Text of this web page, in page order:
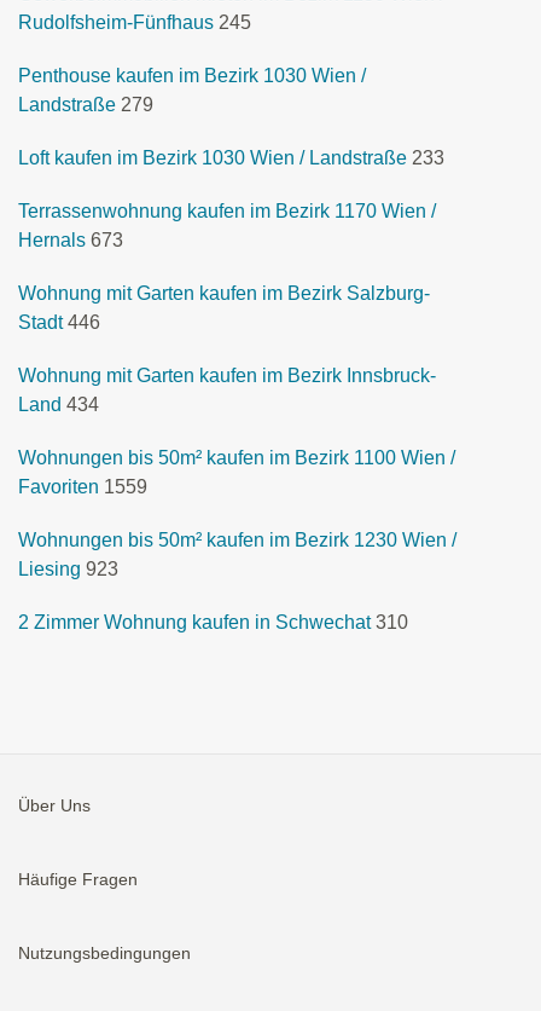
Rudolfsheim-Fünfhaus 245
Penthouse kaufen im Bezirk 1030 Wien /
Landstraße 279
Loft kaufen im Bezirk 1030 Wien / Landstraße 233
Terrassenwohnung kaufen im Bezirk 1170 Wien /
Hernals 673
Wohnung mit Garten kaufen im Bezirk Salzburg-
Stadt 446
Wohnung mit Garten kaufen im Bezirk Innsbruck-
Land 434
Wohnungen bis 50m² kaufen im Bezirk 1100 Wien /
Favoriten 1559
Wohnungen bis 50m² kaufen im Bezirk 1230 Wien /
Liesing 923
2 Zimmer Wohnung kaufen in Schwechat 310
Über Uns
Häufige Fragen
Nutzungsbedingungen